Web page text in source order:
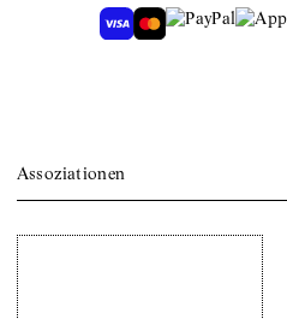
Assoziationen